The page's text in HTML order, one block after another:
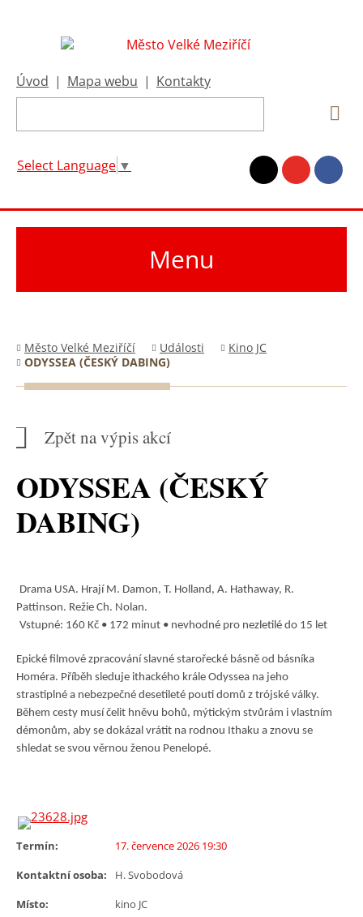
Úvod | Mapa webu | Kontakty
Select Language ▼
Menu
Město Velké Meziříčí Události
Kino JC
ODYSSEA (ČESKÝ DABING)
Zpět na výpis akcí
ODYSSEA (ČESKÝ
DABING)
Drama USA. Hrají M. Damon, T. Holland, A. Hathaway, R.
Pattinson. Režie Ch. Nolan.
Vstupné: 160 Kč • 172 minut • nevhodné pro nezletilé do 15 let
Epické filmové zpracování slavné starořecké básně od básníka
Homéra. Příběh sleduje ithackého krále Odyssea na jeho
strastiplné a nebezpečné desetileté pouti domů z trójské války.
Během cesty musí čelit hněvu bohů, mýtickým stvůrám i vlastním
démonům, aby se dokázal vrátit na rodnou Ithaku a znovu se
shledat se svou věrnou ženou Penelopé.
Termín:
17. července 2026 19:30
Kontaktní osoba:
H. Svobodová
Místo:
kino JC